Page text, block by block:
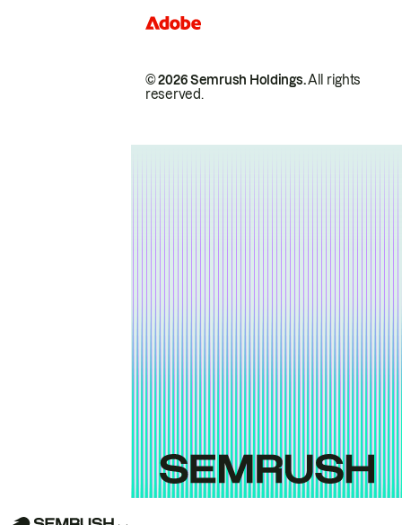
© 2026 Semrush Holdings.All rights
reserved.